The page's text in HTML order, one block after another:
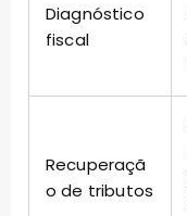
Diagnóstico
fiscal
Recuperaçã
o de tributos